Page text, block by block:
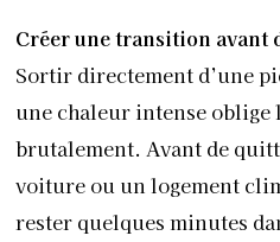
Créer une transition avant
Sortir directement d’une
une chaleur intense oblige
brutalement. Avant de
voiture ou un logement
rester quelques minutes